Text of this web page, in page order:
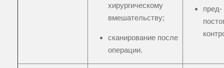
хирургическому
вмешательству;
сканирование после
операции.
пред-